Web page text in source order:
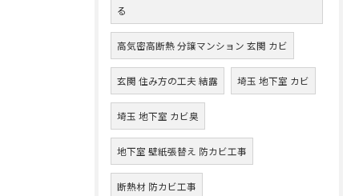
る
高気密高断熱 分譲マンション 玄関 カビ
玄関 住み方の工夫 結露 埼玉 地下室 カビ
埼玉 地下室 カビ臭
地下室 壁紙張替え 防カビ工事
断熱材 防カビ工事